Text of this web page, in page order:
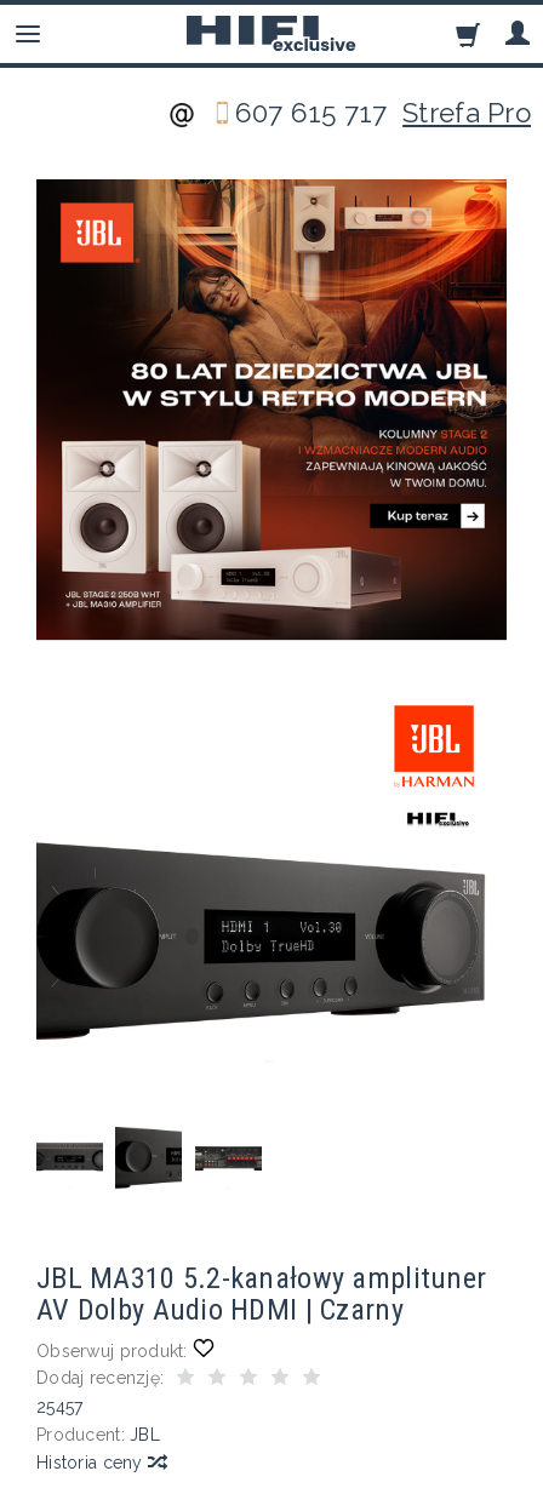
607 615 717Strefa Pro
JBL MA310 5.2-kanałowy amplituner
AV Dolby Audio HDMI | Czarny
Obserwuj produkt:
Dodaj recenzję:
25457
Producent: JBL
Historia ceny